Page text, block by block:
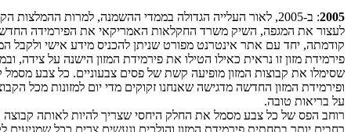
2005
: ב-2005, לאור העלייה הגדולה בממדי ההשמנה, למרות ההמלצות
לעצור את המגפה, השיק משרד החקלאות האמריקאי את הפירמידה
קודמתה, יחד עם אתר אינטרנט מפורט שניתן להכניס מידע אישי ולקבל
פירמידת מזון זו נראית כאילו הטילו את פירמידת המזון הישנה על צידה,
שסימלו את קבוצות המזון מופיעה קשת של פסים צבעוניים. כל צבע מסמל
ופירמידת המזון החדשה מדגישה שאנחנו זקוקים מדי יום למזונות מכל
על בריאות טובה.
רוחב הפס של כל צבע מסמל את החלק היחסי שצריך להיות לאותה קבוצה